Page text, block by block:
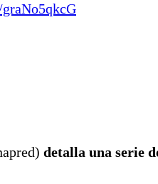
detalla una serie